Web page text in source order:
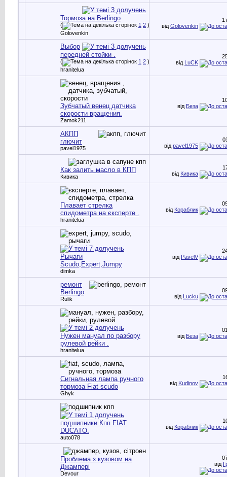
Тормоза на Berlingo
( 1 2 )
Golovenkin
від Golovenkin
Выбор
передней стойки .
( 1 2 )
hranitelua
від LuCK
Зубчатый венец датчика
скорости вращения.
Zamok211
від Беза
АКПП
глючит
pavel1975
від pavel1975
Как залить масло в КПП
Кивика
від Кивика
Плавает стрелка
спидометра на єксперте .
hranitelua
від Кораблик
Рычаги
Scudo,Expert,Jumpy
dimka
від PavelV
ремонт
Berlingo
Rulik
від Lucku
Нужен мануал по разбору
рулевой рейки .
hranitelua
від Беза
Сигнальная лампа ручного
тормоза Fiat scudo
Ghyk
від Kudinov
подшипники Кпп FIAT
DUCATO.
auto078
від Кораблик
Проблема з кузовом на
Джампері
Devour
від